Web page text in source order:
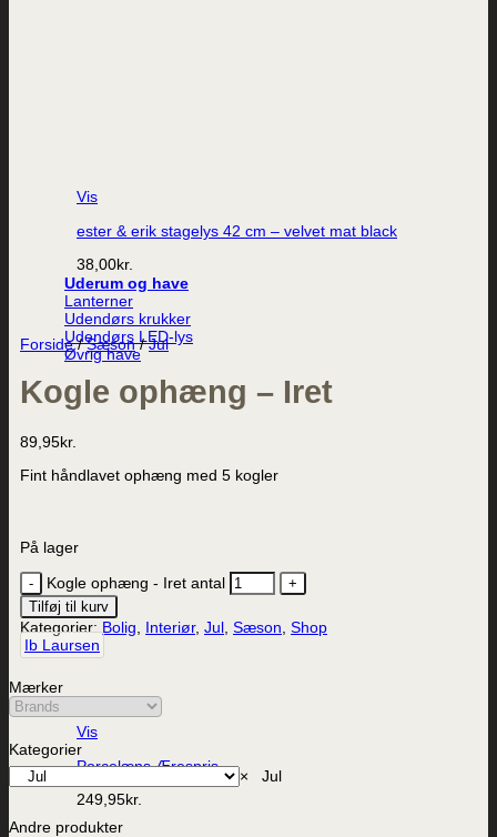
Vis
ester & erik stagelys 42 cm – velvet mat black
38,00kr.
Uderum og have
Lanterner
Udendørs krukker
Udendørs LED-lys
Øvrig have
Vis
Porcelæns Ærespris
249,95kr.
Forside / Sæson / Jul
Kogle ophæng – Iret
89,95kr.
Fint håndlavet ophæng med 5 kogler
På lager
Kogle ophæng - Iret antal
Tilføj til kurv
Kategorier: Bolig Interiør, Jul Sæson Shop
Ib Laursen
Mærker
Kategorier
× Jul
Andre produkter